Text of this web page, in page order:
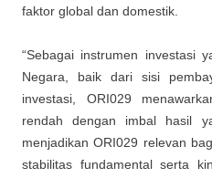
faktor global dan domestik.
“Sebagai instrumen investasi
Negara, baik dari sisi
investasi, ORI029
rendah dengan imbal hasil
menjadikan ORI029 relevan
stabilitas fundamental serta